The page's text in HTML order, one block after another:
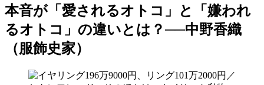
本音が「愛されるオトコ」と「嫌われ
るオトコ」の違いとは？──中野香織
（服飾史家）